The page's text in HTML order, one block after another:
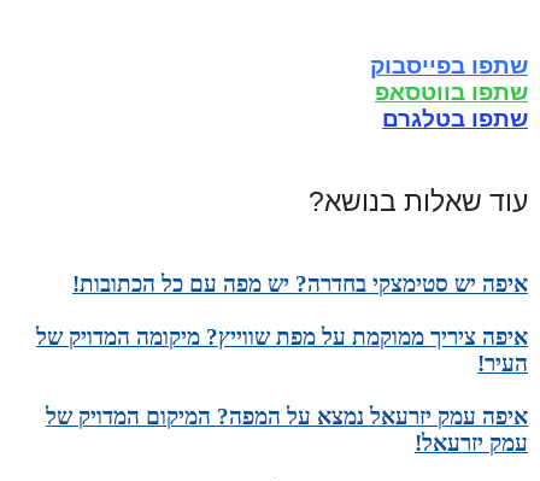
שתפו בפייסבוק
שתפו בווטסאפ
שתפו בטלגרם
עוד שאלות בנושא?
איפה יש סטימצקי בחדרה? יש מפה עם כל הכתובות!
איפה ציריך ממוקמת על מפת שווייץ? מיקומה המדויק של
העיר!
איפה עמק יזרעאל נמצא על המפה? המיקום המדויק של
עמק יזרעאל!